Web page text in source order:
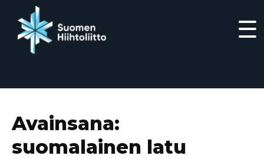
☰
Avainsana:
suomalainen latu